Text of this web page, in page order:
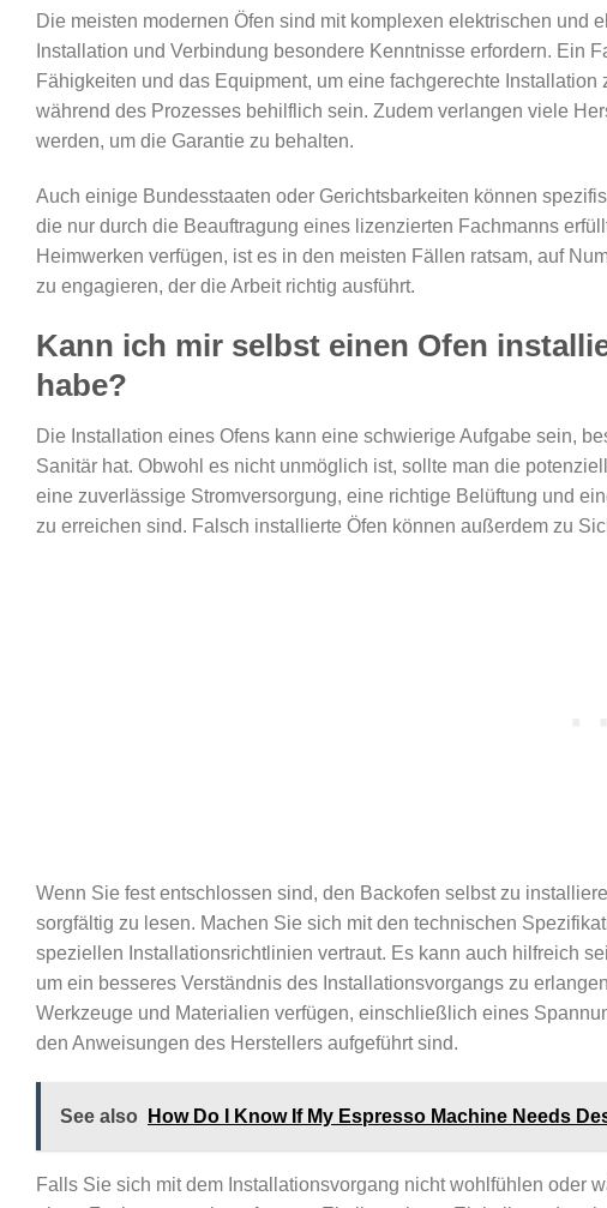
Die meisten modernen Öfen sind mit komplexen elektrischen und
Installation und Verbindung besondere Kenntnisse erfordern. Ein
Fähigkeiten und das Equipment, um eine fachgerechte
während des Prozesses behilflich sein. Zudem verlangen viele
werden, um die Garantie zu behalten.
Auch einige Bundesstaaten oder Gerichtsbarkeiten können
die nur durch die Beauftragung eines lizenzierten Fachmanns
Heimwerken verfügen, ist es in den meisten Fällen ratsam, auf
zu engagieren, der die Arbeit richtig ausführt.
Kann ich mir selbst einen Ofen
habe?
Die Installation eines Ofens kann eine schwierige Aufgabe sein,
Sanitär hat. Obwohl es nicht unmöglich ist, sollte man die
eine zuverlässige Stromversorgung, eine richtige Belüftung und
zu erreichen sind. Falsch installierte Öfen können außerdem zu
Wenn Sie fest entschlossen sind, den Backofen selbst zu
sorgfältig zu lesen. Machen Sie sich mit den technischen
speziellen Installationsrichtlinien vertraut. Es kann auch hilfreich
um ein besseres Verständnis des Installationsvorgangs zu
Werkzeuge und Materialien verfügen, einschließlich eines
den Anweisungen des Herstellers aufgeführt sind.
See also How Do I Know If My Espresso Machine Needs
Falls Sie sich mit dem Installationsvorgang nicht wohlfühlen oder